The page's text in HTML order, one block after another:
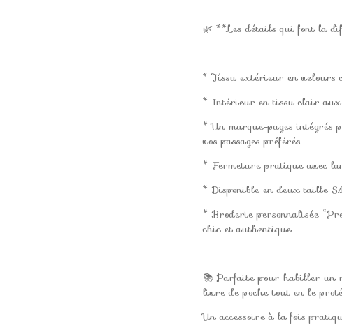
🌿 **Les détails qui font la
* Tissu extérieur en velours
* Intérieur en tissu clair aux
* Un marque-pages intégrés
vos passages préférés
* Fermeture pratique avec
* Disponible en deux taille
* Broderie personnalisée
chic et authentique
📚 Parfaite pour habiller un
livre de poche tout en le
Un accessoire à la fois